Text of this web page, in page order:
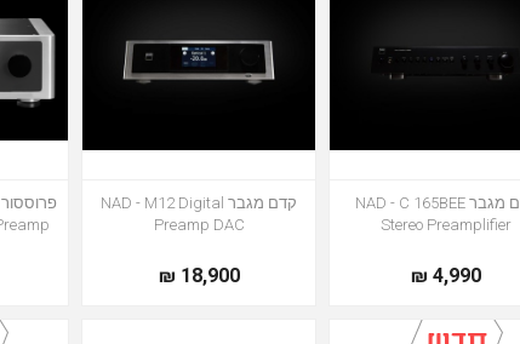
קדם מגבר NAD - C 165BEE
Stereo Preamplifier
4,990 ₪
קדם מגבר NAD - M12 Digital
Preamp DAC
18,900 ₪